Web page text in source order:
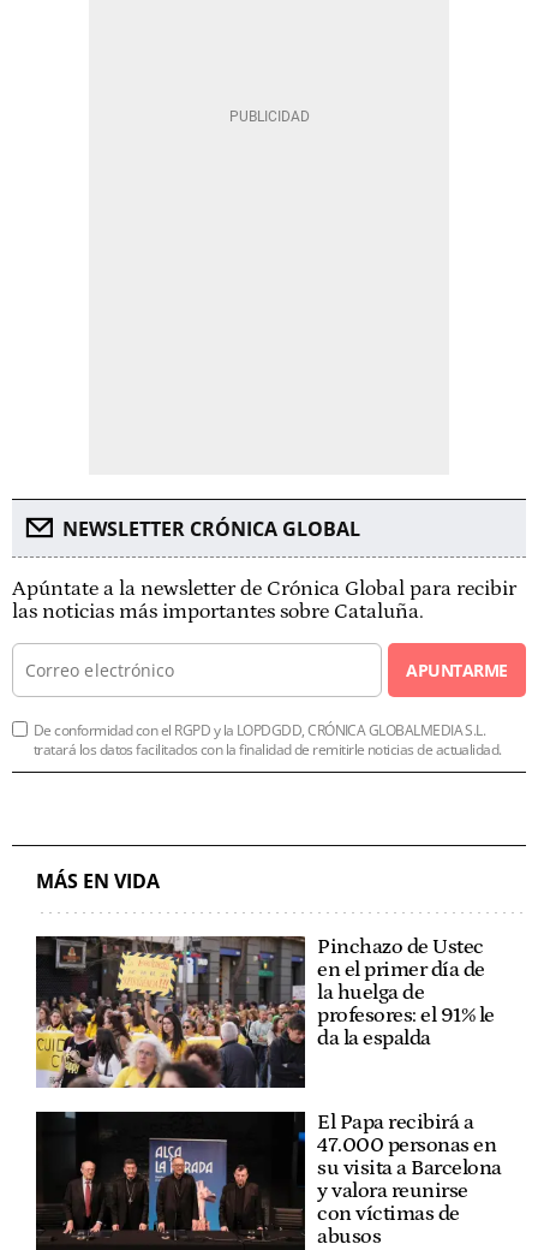
NEWSLETTER CRÓNICA GLOBAL
Apúntate a la newsletter de Crónica Global para recibir
las noticias más importantes sobre Cataluña.
APUNTARME
De conformidad con el RGPD y la LOPDGDD, CRÓNICA GLOBALMEDIA S.L.
tratará los datos facilitados con la finalidad de remitirle noticias de actualidad.
MÁS EN VIDA
Pinchazo de Ustec
en el primer día de
la huelga de
profesores: el 91% le
da la espalda
El Papa recibirá a
47.000 personas en
su visita a Barcelona
y valora reunirse
con víctimas de
abusos